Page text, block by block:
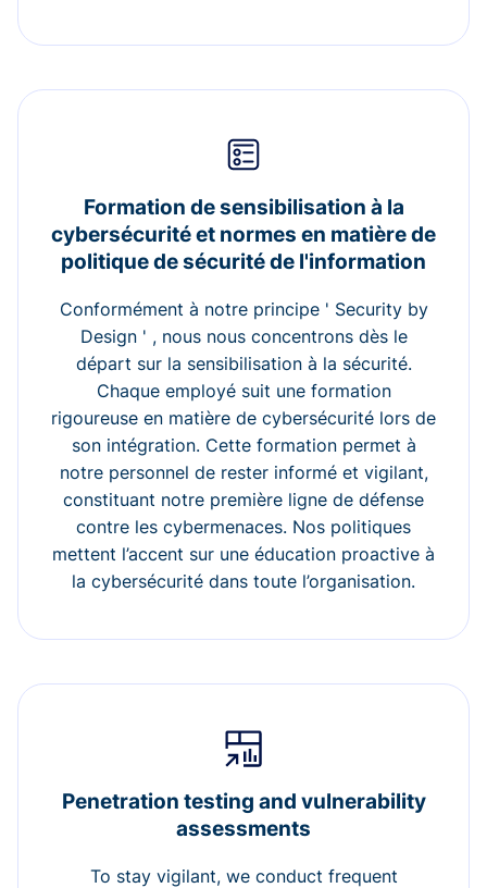
Formation de sensibilisation à la
cybersécurité et normes en matière de
politique de sécurité de l'information
Conformément à notre principe ' Security by
Design ' , nous nous concentrons dès le
départ sur la sensibilisation à la sécurité.
Chaque employé suit une formation
rigoureuse en matière de cybersécurité lors de
son intégration. Cette formation permet à
notre personnel de rester informé et vigilant,
constituant notre première ligne de défense
contre les cybermenaces. Nos politiques
mettent l’accent sur une éducation proactive à
la cybersécurité dans toute l’organisation.
Penetration testing and vulnerability
assessments
To stay vigilant, we conduct frequent